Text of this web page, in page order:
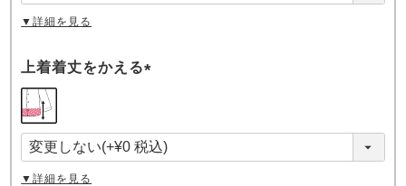
▼詳細を見る
上着着丈をかえる
須
)
▼詳細を見る